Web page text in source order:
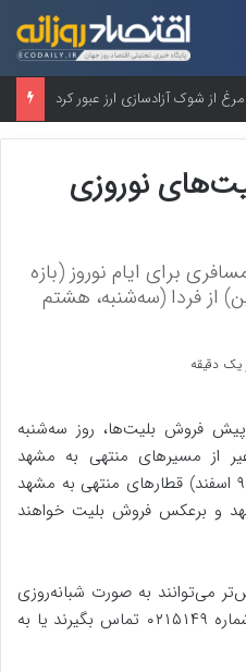
از شوک آزادسازی ارز عبور کرد
نوروزی
برای ایام نوروز (بازه
تا ۱۷ فروردین) از فردا (سه‌شنبه، هشتم
یک دقیقه
پیش فروش بلیت‌ها، روز سه‌شنبه
از مسیرهای منتهی به مشهد
مقدس و برعکس و روز چهارشنبه (۹ اسفند) قطارهای منتهی به مشهد
و برعکس فروش بلیت خواهند
می‌توانند به صورت شبانه‌روزی
با سامانه اطلاع‌رسانی راه‌آهن به شماره ۰۲۱۵۱۴۹ تماس بگیرند یا به